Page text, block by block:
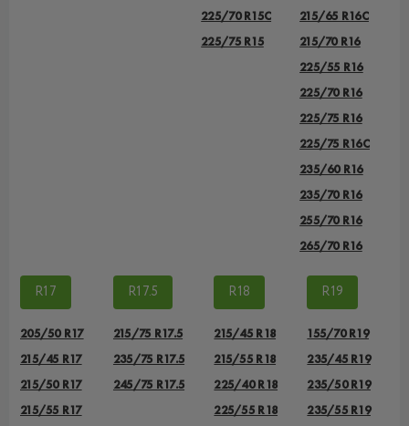
225/70 R15C
225/75 R15
215/65 R16C
215/70 R16
225/55 R16
225/70 R16
225/75 R16
225/75 R16C
235/60 R16
235/70 R16
255/70 R16
265/70 R16
R17
205/50 R17
215/45 R17
215/50 R17
215/55 R17
R17.5
215/75 R17.5
235/75 R17.5
245/75 R17.5
R18
215/45 R18
215/55 R18
225/40 R18
225/55 R18
R19
155/70 R19
235/45 R19
235/50 R19
235/55 R19